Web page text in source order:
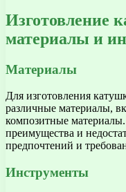
Изготовление
материалы и
Материалы
Для изготовления
различные материалы,
композитные
преимущества и
предпочтений и
Инструменты